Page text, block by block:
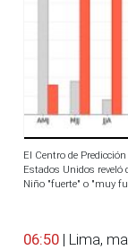
El Centro de
Estados Unidos reveló
Niño "fuerte" o "muy
06:50 | Lima,